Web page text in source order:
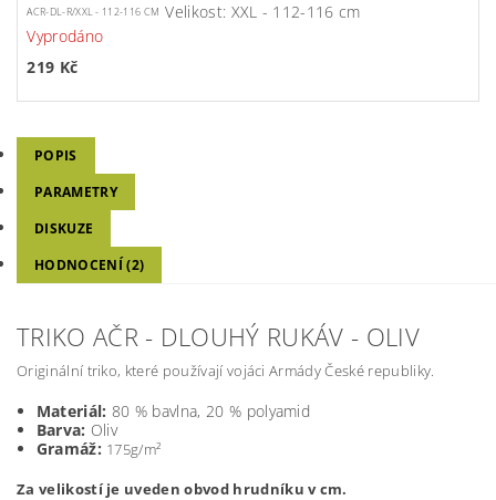
ACR-DL-R/XXL - 112-116 CM Velikost: XXL - 112-116 cm
Vyprodáno
219 Kč
POPIS
PARAMETRY
DISKUZE
HODNOCENÍ (2)
TRIKO AČR - DLOUHÝ RUKÁV - OLIV
Originální triko, které používají vojáci Armády České republiky.
Materiál: 80 % bavlna, 20 % polyamid
Barva: Oliv
Gramáž: 175g/m²
Za velikostí je uveden obvod hrudníku v cm.